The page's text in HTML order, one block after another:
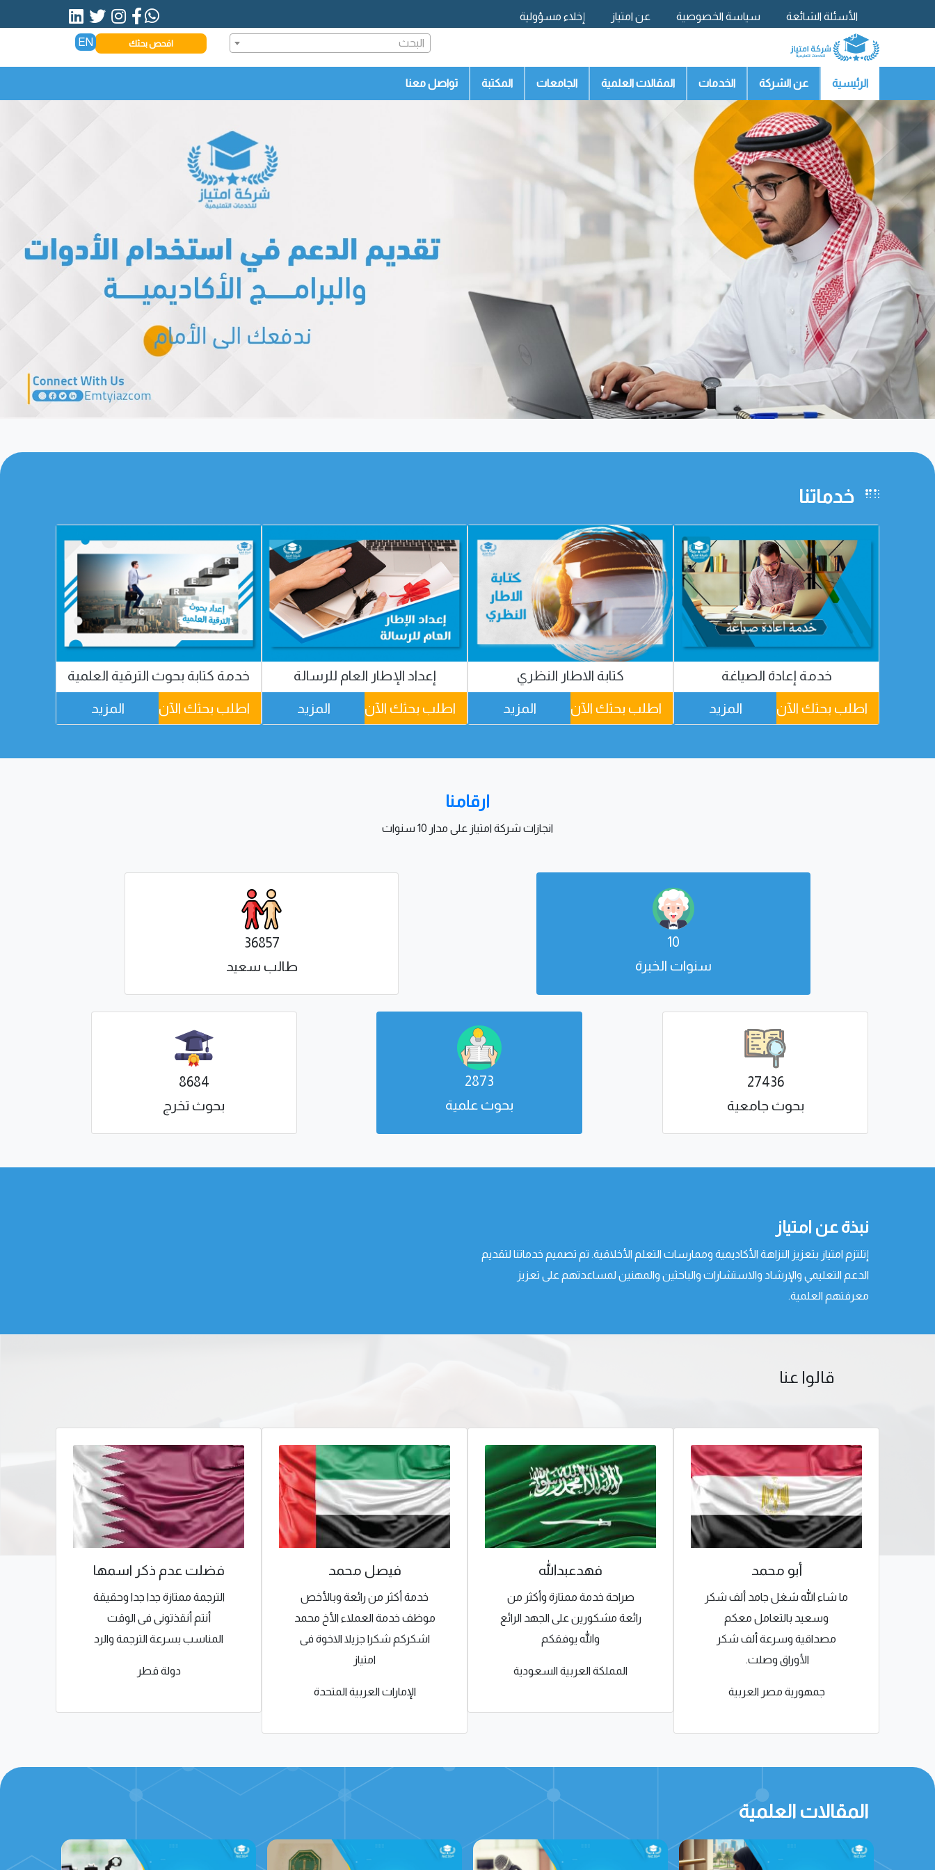
الأسئلة الشائعة سياسة الخصوصية عن امتياز
إخلاء مسؤولية
تواصل معنا
البحث افحص بحثك EN
الرئيسية عن الشركة الخدمات المقالات العلمية الجامعات المكتبة تواصل معنا
خدماتنا
خدمة إعادة الصياغة
اطلب بحثك الآن المزيد
كتابة الاطار النظري
اطلب بحثك الآن المزيد
إعداد الإطار العام للرسالة
اطلب بحثك الآن المزيد
خدمة كتابة بحوث الترقية العلمية
اطلب بحثك الآن المزيد
ارقامنا
انجازات شركة امتياز على مدار 10 سنوات
10
سنوات الخبرة
36857
طالب سعيد
27436
بحوث جامعية
2873
بحوث علمية
8684
بحوث تخرج
نبذة عن امتياز
إتلتزم امتياز بتعزيز النزاهة الأكاديمية وممارسات التعلم الأخلاقية. تم تصميم خدماتنا لتقديم
الدعم التعليمي والإرشاد والاستشارات والباحثين والمهنين لمساعدتهم على تعزيز
معرفتهم العلمية.
قالوا عنا
أبو محمد
ما شاء الله شغل جامد ألف شكر
وسعيد بالتعامل معكم
مصداقية وسرعة ألف شكر
الأوراق وصلت.
جمهورية مصر العربية
فهدعبدالله
صراحة خدمة ممتازة وأكثر من
رائعة مشكورين على الجهد الرائع
والله يوفقكم
المملكة العربية السعودية
فيصل محمد
خدمة أكثر من رائعة وبالأخص
موظف خدمة العملاء الأخ محمد
اشكركم شكرا جزيلا الاخوة فى
امتياز
الإمارات العربية المتحدة
فضلت عدم ذكر اسمها
الترجمة ممتازة جدا جدا وحقيقة
أنتم أنقذتونى فى الوقت
المناسب بسرعة الترجمة والرد
دولة قطر
المقالات العلمية